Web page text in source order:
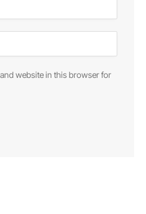
website in this browser for